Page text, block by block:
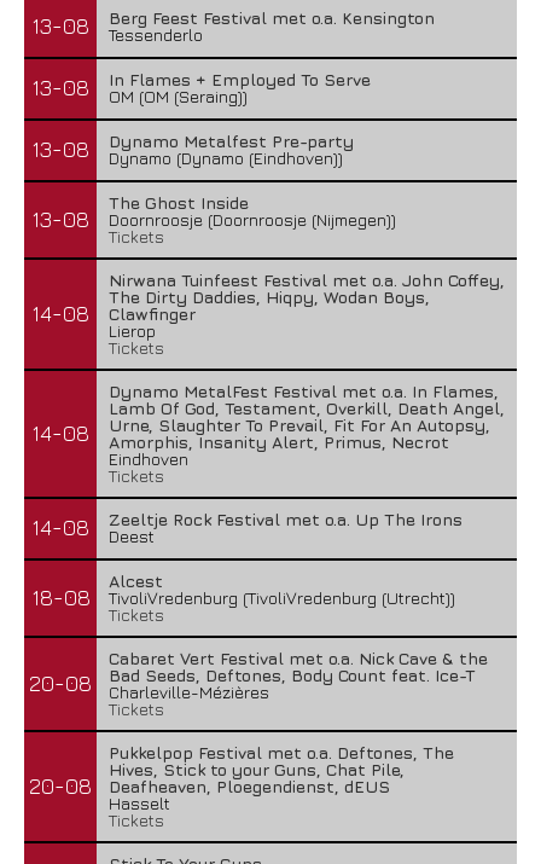
13-08
Berg Feest Festival met o.a. Kensington
Tessenderlo
13-08
In Flames + Employed To Serve
OM (OM (Seraing))
13-08
Dynamo Metalfest Pre-party
Dynamo (Dynamo (Eindhoven))
13-08
The Ghost Inside
Doornroosje (Doornroosje (Nijmegen))
Tickets
14-08
Nirwana Tuinfeest Festival met o.a. John Coffey,
The Dirty Daddies, Hiqpy, Wodan Boys,
Clawfinger
Lierop
Tickets
14-08
Dynamo MetalFest Festival met o.a. In Flames,
Lamb Of God, Testament, Overkill, Death Angel,
Urne, Slaughter To Prevail, Fit For An Autopsy,
Amorphis, Insanity Alert, Primus, Necrot
Eindhoven
Tickets
14-08
Zeeltje Rock Festival met o.a. Up The Irons
Deest
18-08
Alcest
TivoliVredenburg (TivoliVredenburg (Utrecht))
Tickets
20-08
Cabaret Vert Festival met o.a. Nick Cave & the
Bad Seeds, Deftones, Body Count feat. Ice-T
Charleville-Mézières
Tickets
20-08
Pukkelpop Festival met o.a. Deftones, The
Hives, Stick to your Guns, Chat Pile,
Deafheaven, Ploegendienst, dEUS
Hasselt
Tickets